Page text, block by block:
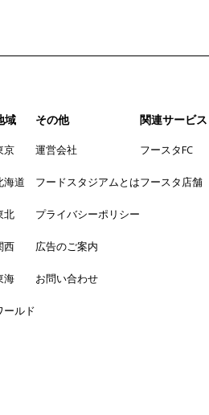
域
京
海道
北
西
海
ールド
その他
運営会社
フードスタジアムとは
プライバシーポリシー
広告のご案内
お問い合わせ
関連サービス
フースタFC
フースタ店舗